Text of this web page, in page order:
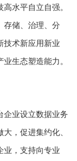
水平自立自强。
存储、治理、分
技术新应用新业
生态塑造能力。
企业设立数据业务
，促进集约化、
业，支持向专业